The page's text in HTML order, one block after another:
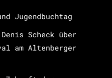
Jugendbuchtag
Scheck über
am Altenberger